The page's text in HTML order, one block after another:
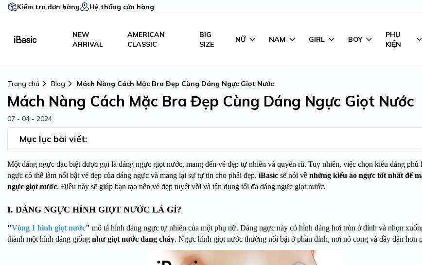
Kiểm tra đơn hàng Hệ thống cửa hàng
NEW
ARRIVAL
AMERICAN
CLASSIC
BIG
SIZE
NỮ NAM GIRL BOY
PHỤ
KIỆN
Trang chủ Blog Mách Nàng Cách Mặc Bra Đẹp Cùng Dáng Ngực Giọt Nước
Mách Nàng Cách Mặc Bra Đẹp Cùng Dáng Ngực Giọt Nước
07 - 04 - 2024
Mục lục bài viết:
Một dáng ngực đặc biệt được gọi là dáng ngực giọt nước, mang đến vẻ đẹp tự nhiên và quyến rũ. Tuy nhiên, việc chọn kiểu dáng phù
ngực có thể làm nổi bật vẻ đẹp của dáng ngực và mang lại sự tự tin cho phái đẹp. iBasic sẽ nói về những kiểu áo ngực tốt nhất để
ngực giọt nước. Điều này sẽ giúp bạn tạo nên vẻ đẹp tuyệt vời và tận dụng tối đa dáng ngực giọt nước.
I. DÁNG NGỰC HÌNH GIỌT NƯỚC LÀ GÌ?
"Vòng 1 hình giọt nước" mô tả hình dáng ngực tự nhiên của một phụ nữ. Dáng ngực này có hình dáng hơi tròn ở đỉnh và nhọn
thành một hình dáng giống như giọt nước đang chảy. Ngực hình giọt nước thường nổi bật ở phần đỉnh, nơi nó cong và đầy đặn hơn